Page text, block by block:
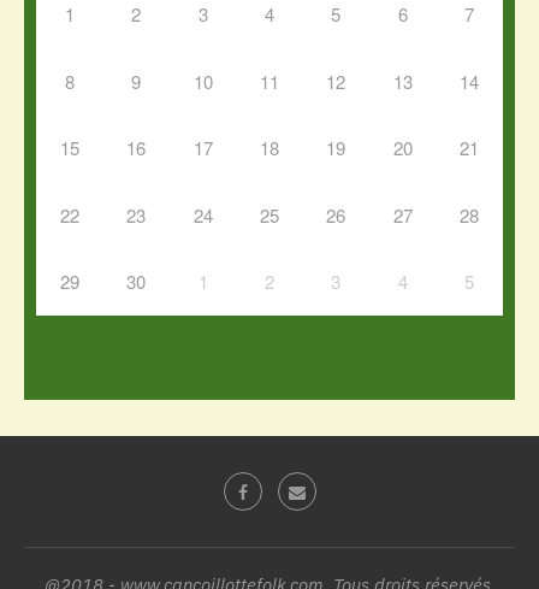
1 2 3 4 5 6 7
8 9 10 11 12 13 14
15 16 17 18 19 20 21
22 23 24 25 26 27 28
29 30 1 2 3 4 5
@2018 - www.cancoillottefolk.com. Tous droits réservés.